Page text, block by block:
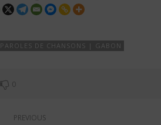
PAROLES DE CHANSONS | GABON
0
PREVIOUS